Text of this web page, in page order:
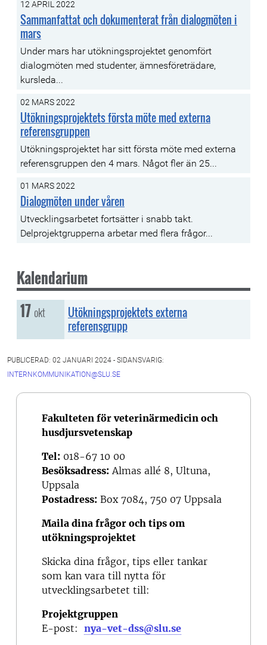
12 APRIL 2022
Sammanfattat och dokumenterat från dialogmöten i
mars
Under mars har utökningsprojektet genomfört
dialogmöten med studenter, ämnesföreträdare,
kursleda...
02 MARS 2022
Utökningsprojektets första möte med externa
referensgruppen
Utökningsprojektet har sitt första möte med externa
referensgruppen den 4 mars. Något fler än 25...
01 MARS 2022
Dialogmöten under våren
Utvecklingsarbetet fortsätter i snabb takt.
Delprojektgrupperna arbetar med flera frågor...
Kalendarium
tisdag, 17 oktober
17 okt
Utökningsprojektets externa
referensgrupp
PUBLICERAD: 02 JANUARI 2024 - SIDANSVARIG:
INTERNKOMMUNIKATION@SLU.SE
Fakulteten för veterinärmedicin och
husdjursvetenskap
Tel: 018-67 10 00
Besöksadress: Almas allé 8, Ultuna,
Uppsala
Postadress: Box 7084, 750 07 Uppsala
Maila dina frågor och tips om
utökningsprojektet
Skicka dina frågor, tips eller tankar
som kan vara till nytta för
utvecklingsarbetet till:
Projektgruppen
E-post: nya-vet-dss@slu.se